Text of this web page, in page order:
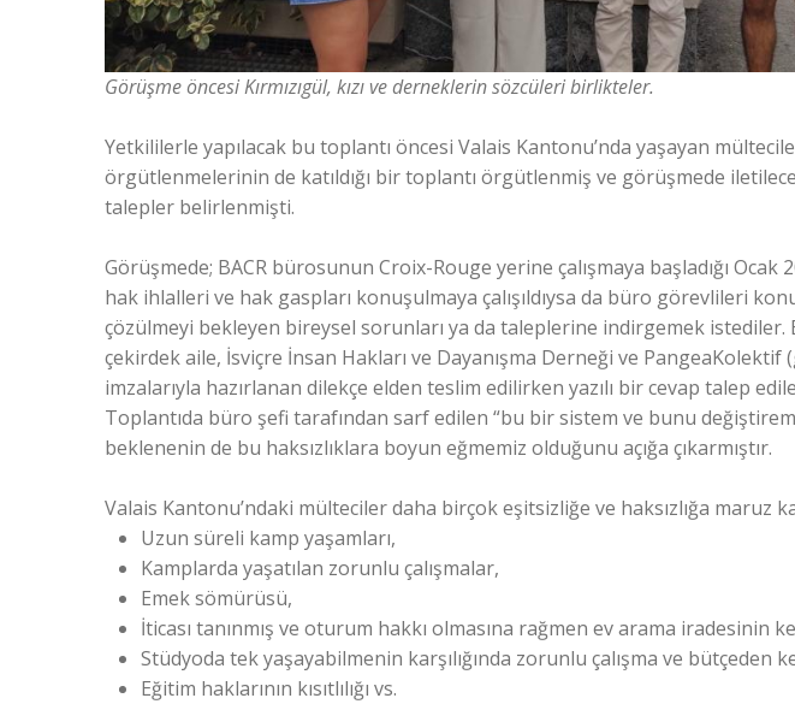
Görüşme öncesi Kırmızıgül, kızı ve derneklerin sözcüleri birlikteler.
Yetkililerle yapılacak bu toplantı öncesi Valais Kantonu’nda yaşayan
örgütlenmelerinin de katıldığı bir toplantı örgütlenmiş ve görüşmede
talepler belirlenmişti.
Görüşmede; BACR bürosunun Croix-Rouge yerine çalışmaya başladığı Ocak
hak ihlalleri ve hak gaspları konuşulmaya çalışıldıysa da büro görevlileri
çözülmeyi bekleyen bireysel sorunları ya da taleplerine indirgemek
çekirdek aile, İsviçre İnsan Hakları ve Dayanışma Derneği ve
imzalarıyla hazırlanan dilekçe elden teslim edilirken yazılı bir cevap talep
Toplantıda büro şefi tarafından sarf edilen “bu bir sistem ve bunu
beklenenin de bu haksızlıklara boyun eğmemiz olduğunu açığa çıkarmıştır.
Valais Kantonu’ndaki mülteciler daha birçok eşitsizliğe ve haksızlığa maruz
Uzun süreli kamp yaşamları,
Kamplarda yaşatılan zorunlu çalışmalar,
Emek sömürüsü,
İticası tanınmış ve oturum hakkı olmasına rağmen ev arama iradesinin
Stüdyoda tek yaşayabilmenin karşılığında zorunlu çalışma ve bütçeden
Eğitim haklarının kısıtlılığı vs.